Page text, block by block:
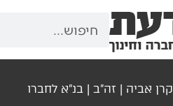
קרן אביה | זה"ב | בנ"א לחברו